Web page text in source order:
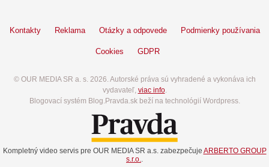
Kontakty Reklama Otázky a odpovede Podmienky používania
Cookies GDPR
© OUR MEDIA SR a. s. 2026. Autorské práva sú vyhradené a vykonáva ich
vydavateľ, viac info.
Blogovací systém Blog.Pravda.sk beží na technológií Wordpress.
Kompletný video servis pre OUR MEDIA SR a.s. zabezpečuje ARBERTO GROUP
s.r.o.